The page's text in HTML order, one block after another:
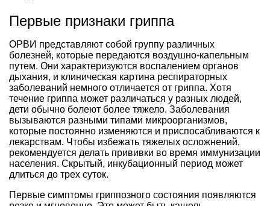
Первые признаки гриппа
ОРВИ представляют собой группу различных
болезней, которые передаются воздушно-капельным
путем. Они характеризуются воспалением органов
дыхания, и клиническая картина респираторных
заболеваний немного отличается от гриппа. Хотя
течение гриппа может различаться у разных людей,
дети обычно болеют более тяжело. Заболевания
вызываются разными типами микроорганизмов,
которые постоянно изменяются и приспосабливаются к
лекарствам. Чтобы избежать тяжелых осложнений,
рекомендуется делать прививки во время иммунизации
населения. Скрытый, инкубационный период может
длиться до трех суток.
Первые симптомы гриппозного состояния появляются